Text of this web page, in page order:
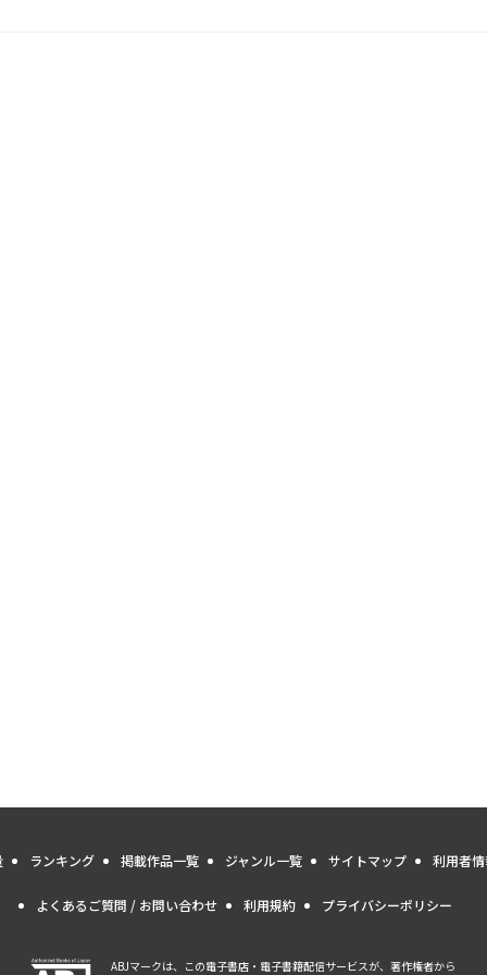
ランキング 掲載作品一覧 ジャンル一覧 サイトマップ 利用者
よくあるご質問 / お問い合わせ 利用規約 プライバシーポリシー
ABJマークは、この電子書店・電子書籍配信サービスが、著作権者から